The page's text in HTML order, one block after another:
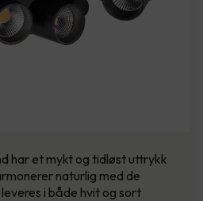
har et mykt og tidløst uttrykk
naturlig med de
i både hvit og sort